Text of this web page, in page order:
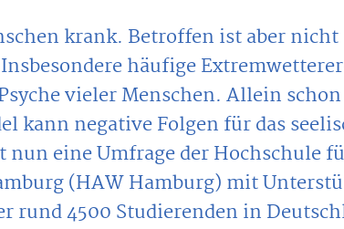
krank. Betroffen ist aber
häufige
vieler Menschen. Allein schon
kann negative Folgen für das
eine Umfrage der Hochschule
(HAW Hamburg) mit
rund 4500 Studierenden in